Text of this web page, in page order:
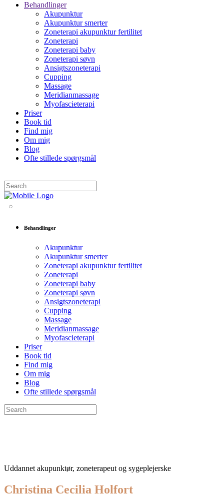
Behandlinger
Akupunktur
Akupunktur smerter
Zoneterapi akupunktur fertilitet
Zoneterapi
Zoneterapi baby
Zoneterapi søvn
Ansigtszoneterapi
Cupping
Massage
Meridianmassage
Myofascieterapi
Priser
Book tid
Find mig
Om mig
Blog
Ofte stillede spørgsmål
Behandlinger
Akupunktur
Akupunktur smerter
Zoneterapi akupunktur fertilitet
Zoneterapi
Zoneterapi baby
Zoneterapi søvn
Ansigtszoneterapi
Cupping
Massage
Meridianmassage
Myofascieterapi
Priser
Book tid
Find mig
Om mig
Blog
Ofte stillede spørgsmål
Uddannet akupunktør, zoneterapeut og sygeplejerske
Christina Cecilia Holfort